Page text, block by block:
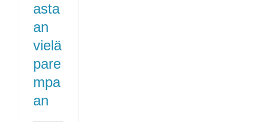
asta
an
vielä
pare
mpa
an